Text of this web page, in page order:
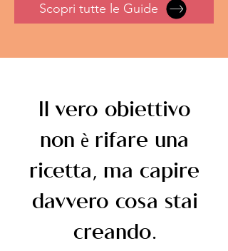
Scopri tutte le Guide
Il vero obiettivo
non è rifare una
ricetta, ma capire
davvero cosa stai
creando.